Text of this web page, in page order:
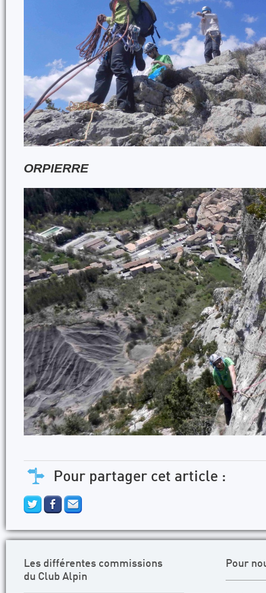
ORPIERRE
Pour partager cet article :
Les différentes commissions
du Club Alpin
Pour